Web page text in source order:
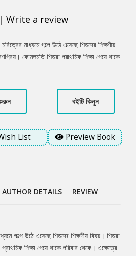
| Write a review
মাধ্যমে গল্পে উঠে এসেছে শিশুদের শিক্ষণীয়
কোমলমতি শিশুরা প্রাথমিক শিক্ষা পেয়ে থাকে
মা বিশেষ ভূমিকা রাখে; যা গল্পে সুন্দরভাবে গাঁথুনি
মন খারাপ করে। অথচ মায়ের শাসনের মধ্যেই লুকিয়ে
বইটি কিনুন
List Preview Book
AUTHOR DETAILS REVIEW
গল্পে উঠে এসেছে শিশুদের শিক্ষণীয় বিষয়। শিশুরা
শিক্ষা পেয়ে থাকে পরিবার থেকে। এক্ষেত্রে